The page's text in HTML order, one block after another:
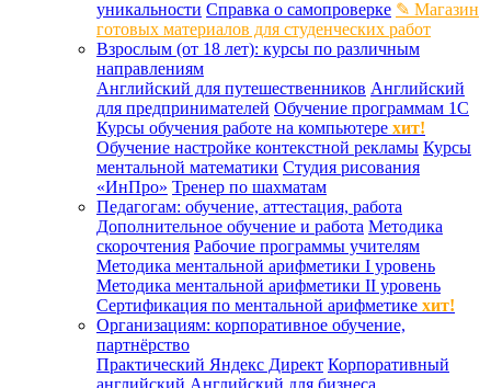
уникальности Справка о самопроверке ✎ Магазин
готовых материалов для студенческих работ
Взрослым (от 18 лет): курсы по различным
направлениям
Английский для путешественников Английский
для предпринимателей Обучение программам 1С
Курсы обучения работе на компьютере хит!
Обучение настройке контекстной рекламы Курсы
ментальной математики Студия рисования
«ИнПро» Тренер по шахматам
Педагогам: обучение, аттестация, работа
Дополнительное обучение и работа Методика
скорочтения Рабочие программы учителям
Методика ментальной арифметики I уровень
Методика ментальной арифметики II уровень
Сертификация по ментальной арифметике хит!
Организациям: корпоративное обучение,
партнёрство
Практический Яндекс Директ Корпоративный
английский Английский для бизнеса